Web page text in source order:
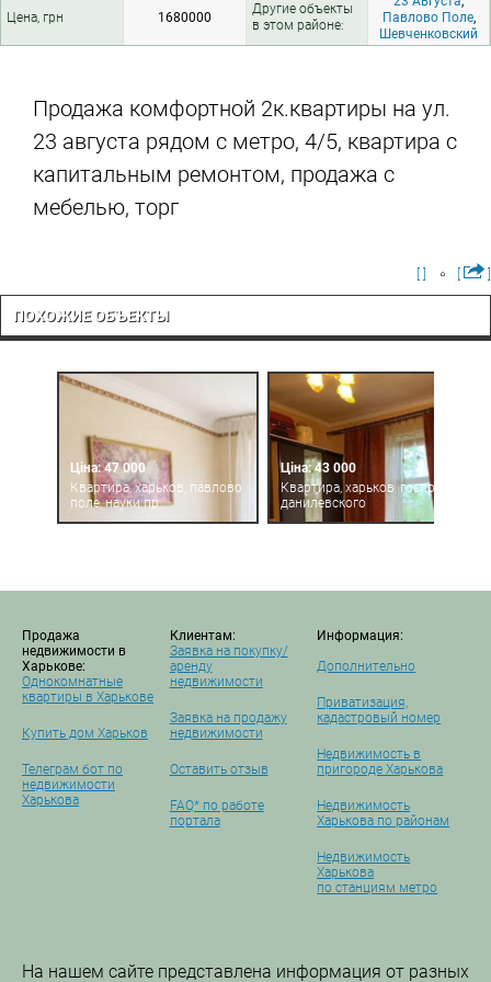
Цена, грн 1680000
Другие объекты
в этом районе:
Павлово Поле,
Шевченковский
Продажа комфортной 2к.квартиры на ул.
23 августа рядом с метро, 4/5, квартира с
капитальным ремонтом, продажа с
мебелью, торг
ПОХОЖИЕ ОБЪЕКТЫ
Ціна: 47 000
Квартира, харьков, павлово
поле, науки пр.
Ціна: 43 000
Квартира, харьков, госпром,
данилевского
Продажа
недвижимости в
Харькове:
Однокомнатные
квартиры в Харькове
Купить дом Харьков
Телеграм бот по
недвижимости
Харькова
Клиентам:
Заявка на покупку/
аренду
недвижимости
Заявка на продажу
недвижимости
Оставить отзыв
FAQ* по работе
портала
Информация:
Дополнительно
Приватизация,
кадастровый номер
Недвижимость в
пригороде Харькова
Недвижимость
Харькова по районам
Недвижимость
Харькова
по станциям метро
На нашем сайте представлена информация от разных